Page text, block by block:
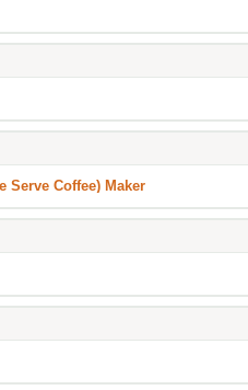
Serve Coffee) Maker